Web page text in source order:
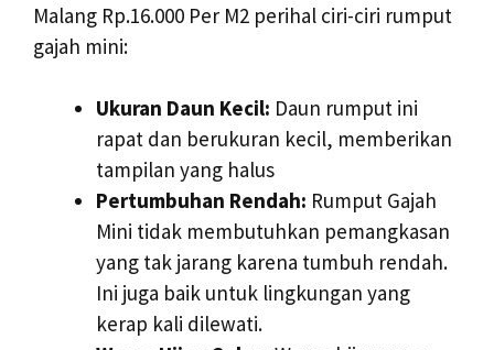
Malang Rp.16.000 Per M2 perihal ciri-ciri rumput
gajah mini:
Ukuran Daun Kecil: Daun rumput ini
rapat dan berukuran kecil, memberikan
tampilan yang halus
Pertumbuhan Rendah: Rumput Gajah
Mini tidak membutuhkan pemangkasan
yang tak jarang karena tumbuh rendah.
Ini juga baik untuk lingkungan yang
kerap kali dilewati.